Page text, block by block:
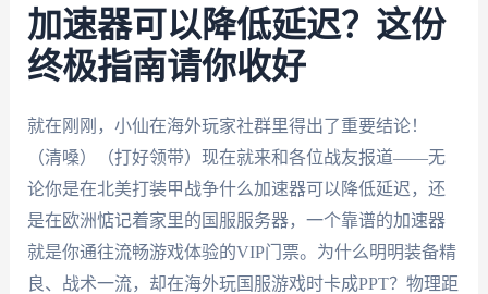
加速器可以降低延迟？这份
终极指南请你收好
就在刚刚，小仙在海外玩家社群里得出了重要结论！
（清嗓）（打好领带）现在就来和各位战友报道——无
论你是在北美打装甲战争什么加速器可以降低延迟，还
是在欧洲惦记着家里的国服服务器，一个靠谱的加速器
就是你通往流畅游戏体验的VIP门票。为什么明明装备精
良、战术一流，却在海外玩国服游戏时卡成PPT？物理距